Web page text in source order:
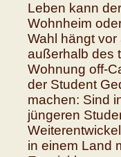
Leben kann
Wohnheim
Wahl hängt
außerhalb des
Wohnung off-
der Student
machen: Sind
jüngeren
in einem Land